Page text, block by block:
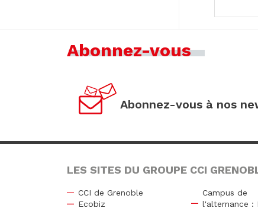
Abonnez-vous
Abonnez-vous à nos
LES SITES DU GROUPE CCI
CCI de Grenoble
Ecobiz
Campus de
l'alternance :